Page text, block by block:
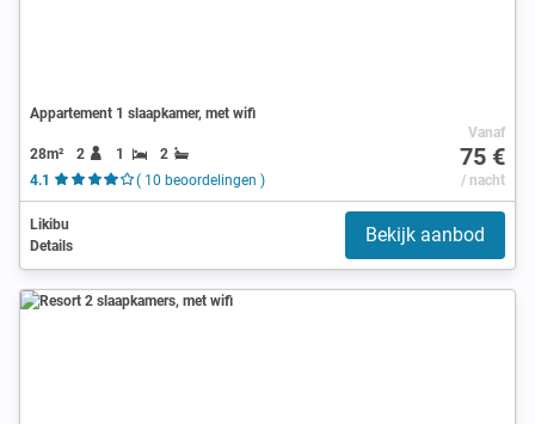
Appartement 1 slaapkamer, met wifi
28m² 2 1
2
4.1
( 10 beoordelingen )
Vanaf
75 €
/ nacht
Likibu
Details
Bekijk aanbod